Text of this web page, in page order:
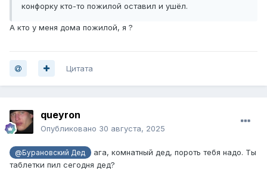
конфорку кто-то пожилой оставил и ушёл.
А кто у меня дома пожилой, я ?
Цитата
queyron
Опубликовано 30 августа, 2025
@Бурановский Дед
ага, комнатный дед, пороть тебя надо. Ты
таблетки пил сегодня дед?